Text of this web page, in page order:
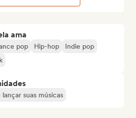
ama
pop Hip-hop
Indie pop
suas músicas